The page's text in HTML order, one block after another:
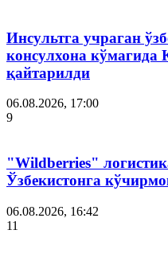
Инсультга учраган
консулхона кўмагида
қайтарилди
06.08.2026, 17:00
9
"Wildberries"
Ўзбекистонга
06.08.2026, 16:42
11